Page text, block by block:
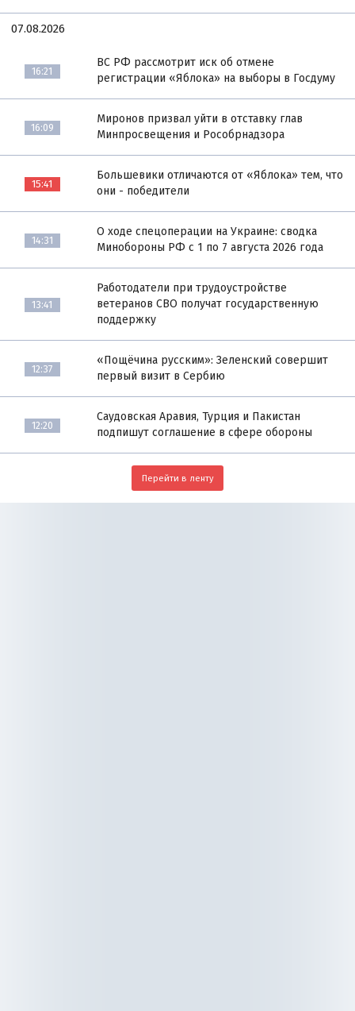
07.08.2026
16:21
ВС РФ рассмотрит иск об отмене
регистрации «Яблока» на выборы в Госдуму
16:09
Миронов призвал уйти в отставку глав
Минпросвещения и Рособрнадзора
15:41
Большевики отличаются от «Яблока» тем, что
они - победители
14:31
О ходе спецоперации на Украине: сводка
Минобороны РФ с 1 по 7 августа 2026 года
13:41
Работодатели при трудоустройстве
ветеранов СВО получат государственную
поддержку
12:37
«Пощёчина русским»: Зеленский совершит
первый визит в Сербию
12:20
Саудовская Аравия, Турция и Пакистан
подпишут соглашение в сфере обороны
Перейти в ленту